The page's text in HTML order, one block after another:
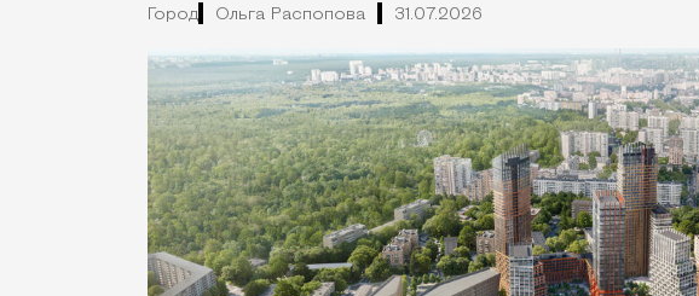
Город Ольга Распопова 31.07.2026